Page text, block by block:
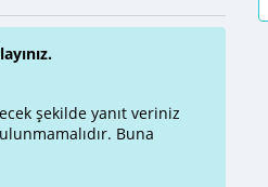
şekilde yanıt veriniz
Buna